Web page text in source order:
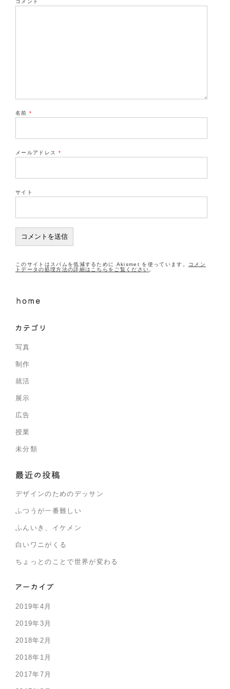
コメント
名前 *
メールアドレス *
サイト
このサイトはスパムを低減するために Akismet を使っています。 コメン
トデータの処理方法の詳細はこちらをご覧ください
写真
制作
就活
展示
広告
授業
未分類
デザインのためのデッサン
ふつうが一番難しい
ふんいき、イケメン
白いワニがくる
ちょっとのことで世界が変わる
2019年4月
2019年3月
2018年2月
2018年1月
2017年7月